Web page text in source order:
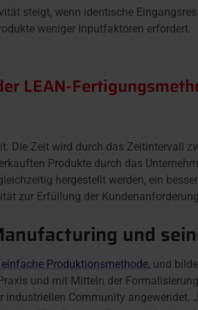
steigt, wenn identische
weniger Inputfaktoren erfordert.
LEAN-
Die Zeit wird durch das Zeitintervall
Produkte durch das
hergestellt werden, ein
zur Erfüllung der
und
Produktionsmethode, und
und mit Mitteln der
Community angewendet.